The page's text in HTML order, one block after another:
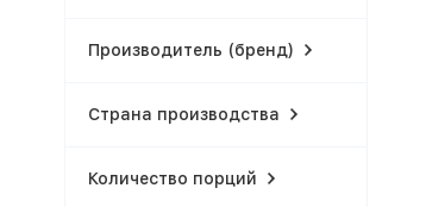
Производитель (бренд)
Страна производства
Количество порций